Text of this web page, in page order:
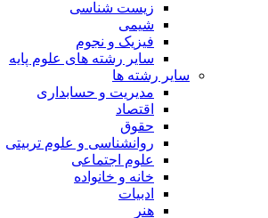
زیست شناسی
شیمی
فیزیک و نجوم
سایر رشته های علوم پایه
سایر رشته ها
مدیریت و حسابداری
اقتصاد
حقوق
روانشناسی و علوم تربیتی
علوم اجتماعی
خانه و خانواده
ادبیات
هنر